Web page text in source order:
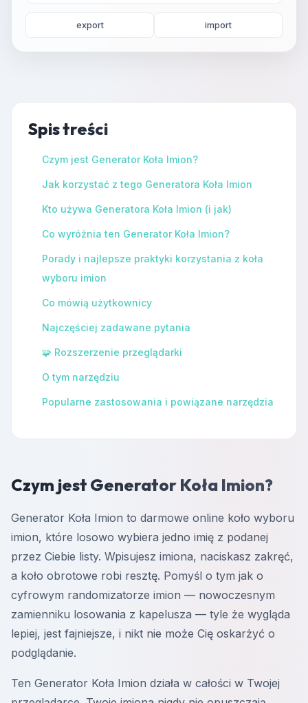
export import
Spis treści
Czym jest Generator Koła Imion?
Jak korzystać z tego Generatora Koła Imion
Kto używa Generatora Koła Imion (i jak)
Co wyróżnia ten Generator Koła Imion?
Porady i najlepsze praktyki korzystania z koła
wyboru imion
Co mówią użytkownicy
Najczęściej zadawane pytania
🧩 Rozszerzenie przeglądarki
O tym narzędziu
Popularne zastosowania i powiązane narzędzia
Czym jest Generator Koła Imion?
Generator Koła Imion to darmowe online koło wyboru
imion, które losowo wybiera jedno imię z podanej
przez Ciebie listy. Wpisujesz imiona, naciskasz zakręć,
a koło obrotowe robi resztę. Pomyśl o tym jak o
cyfrowym randomizatorze imion — nowoczesnym
zamienniku losowania z kapelusza — tyle że wygląda
lepiej, jest fajniejsze, i nikt nie może Cię oskarżyć o
podglądanie.
Ten Generator Koła Imion działa w całości w Twojej